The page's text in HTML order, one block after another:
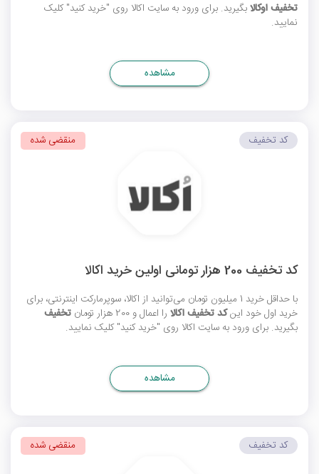
تخفیف اوکالابگیرید. برای ورود به سایت اکالا روی "خرید کنید" کلیک
نمایید.
مشاهده
کد تخفیف 200 هزار تومانی اولین خرید اکالا
با حداقل خرید 1 میلیون تومان می‌توانید از اکالا، سوپرمارکت اینترنتی، برای
خرید اول خود اینکد تخفیف اکالا را اعمال و 200 هزار تومان
تخفیف
بگیرید. برای ورود به سایت اکالا روی "خرید کنید" کلیک نمایید.
کد تخفیف منقضی شده
مشاهده
کد تخفیف منقضی شده